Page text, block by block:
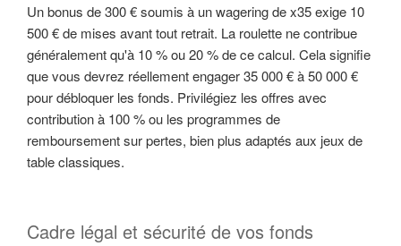
Un bonus de 300 € soumis à un wagering de x35 exige 10
500 € de mises avant tout retrait. La roulette ne contribue
généralement qu'à 10 % ou 20 % de ce calcul. Cela signifie
que vous devrez réellement engager 35 000 € à 50 000 €
pour débloquer les fonds. Privilégiez les offres avec
contribution à 100 % ou les programmes de
remboursement sur pertes, bien plus adaptés aux jeux de
table classiques.
Cadre légal et sécurité de vos fonds